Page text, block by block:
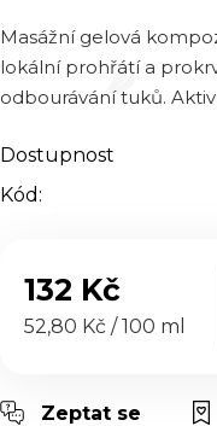
z 5
hvězdiček.
Masážní gelová
lokální prohřátí a
odbourávání tuků.
Dostupnost
Kód:
132 Kč
Měrná cena:
52,80 Kč / 100 ml
Zeptat se